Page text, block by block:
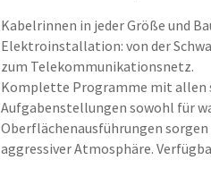
Kabelrinnen in jeder Größe und
Elektroinstallation: von der
zum Telekommunikationsnetz.
Komplette Programme mit allen
Aufgabenstellungen sowohl für
Oberflächenausführungen
aggressiver Atmosphäre.